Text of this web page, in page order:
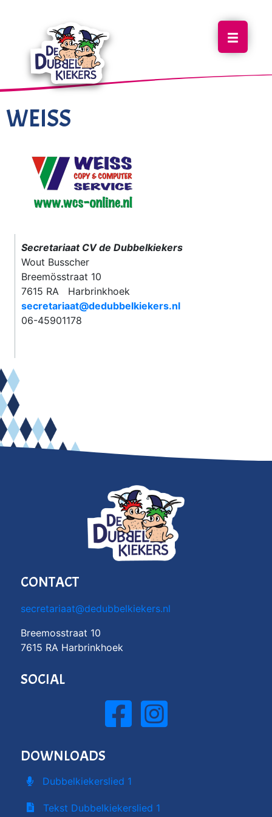
WEISS
Secretariaat CV de Dubbelkiekers
Wout Busscher
Breemösstraat 10
7615 RA Harbrinkhoek
secretariaat@dedubbelkiekers.nl
06-45901178
CONTACT
secretariaat@dedubbelkiekers.nl
Breemosstraat 10
7615 RA Harbrinkhoek
SOCIAL
DOWNLOADS
Dubbelkiekerslied 1
Tekst Dubbelkiekerslied 1